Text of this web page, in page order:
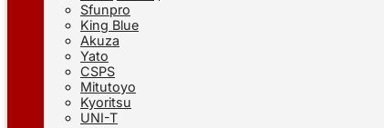
Sfunpro
King Blue
Akuza
Yato
CSPS
Mitutoyo
Kyoritsu
UNI-T